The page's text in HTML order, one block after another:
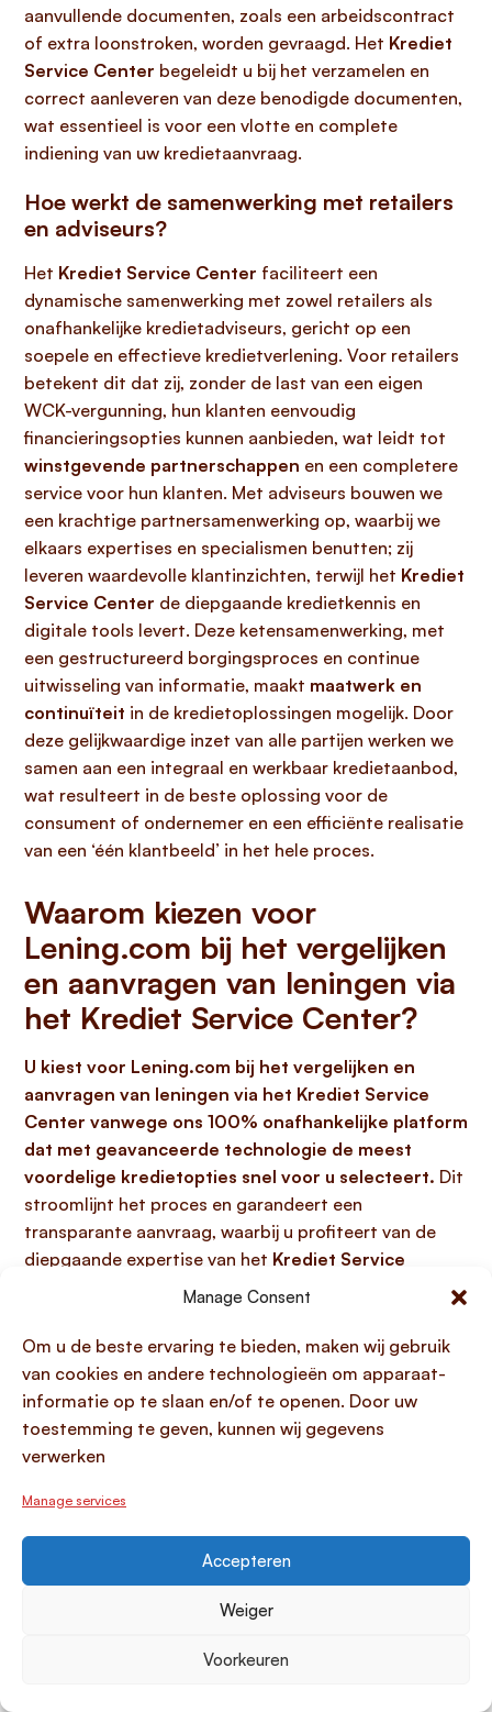
Manage Consent
Om u de beste ervaring te bieden, maken wij gebruik
van cookies en andere technologieën om apparaat-
informatie op te slaan en/of te openen. Door uw
toestemming te geven, kunnen wij gegevens
verwerken
Manage services
Accepteren
Weiger
Voorkeuren
aanvullende documenten, zoals een arbeidscontract
of extra loonstroken, worden gevraagd. Het Krediet
Service Center begeleidt u bij het verzamelen en
correct aanleveren van deze benodigde documenten,
wat essentieel is voor een vlotte en complete
indiening van uw kredietaanvraag.
Hoe werkt de samenwerking met retailers
en adviseurs?
Het Krediet Service Center faciliteert een
dynamische samenwerking met zowel retailers als
onafhankelijke kredietadviseurs, gericht op een
soepele en effectieve kredietverlening. Voor retailers
betekent dit dat zij, zonder de last van een eigen
WCK-vergunning, hun klanten eenvoudig
financieringsopties kunnen aanbieden, wat leidt tot
winstgevende partnerschappen en een completere
service voor hun klanten. Met adviseurs bouwen we
een krachtige partnersamenwerking op, waarbij we
elkaars expertises en specialismen benutten; zij
leveren waardevolle klantinzichten, terwijl het Krediet
Service Center de diepgaande kredietkennis en
digitale tools levert. Deze ketensamenwerking, met
een gestructureerd borgingsproces en continue
uitwisseling van informatie, maakt maatwerk en
continuïteit in de kredietoplossingen mogelijk. Door
deze gelijkwaardige inzet van alle partijen werken we
samen aan een integraal en werkbaar kredietaanbod,
wat resulteert in de beste oplossing voor de
consument of ondernemer en een efficiënte realisatie
van een ‘één klantbeeld’ in het hele proces.
Waarom kiezen voor
Lening.com bij het vergelijken
en aanvragen van leningen via
het Krediet Service Center?
U kiest voor Lening.com bij het vergelijken en
aanvragen van leningen via het Krediet Service
Center vanwege ons 100% onafhankelijke platform
dat met geavanceerde technologie de meest
voordelige kredietopties snel voor u selecteert. Dit
stroomlijnt het proces en garandeert een
transparante aanvraag, waarbij u profiteert van de
diepgaande expertise van het Krediet Service
. Ontdek in de volgende secties hoe wij u
leningoplossingen voor uw situatie vinden.
Onze expertise en onafhankelijkheid in de
Nederlandse kredietmarkt
HetKrediet Service Center
eigenschappen voor het vinden van de beste
leenoplossingen. De markt kent immers tal van
kredietverstrekkers die elk hun
hanteren en een breed scala aan
meerdere varianten leensoorten